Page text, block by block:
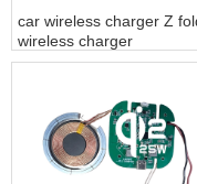
car wireless charger Z
wireless charger
customization vehicle-
Samsung fold 3 fold 4 -
COPY - ahkw5w